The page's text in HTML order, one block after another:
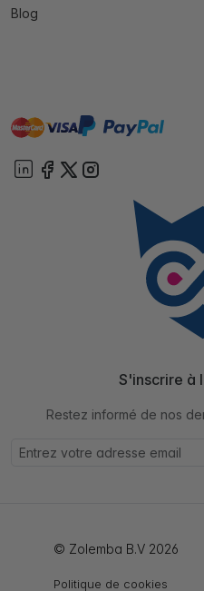
Blog
mastervisa paypal
S'inscrire à
Restez informé de nos
© Zolemba B.V 2026
Politique de cookies